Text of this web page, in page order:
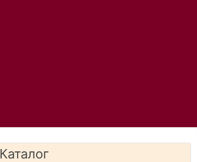
Каталог